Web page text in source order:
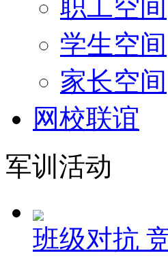
职工空间
学生空间
家长空间
网校联谊
军训活动
班级对抗